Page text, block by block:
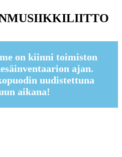
on kiinni toimiston
ajan.
uudistettuna
aikana!